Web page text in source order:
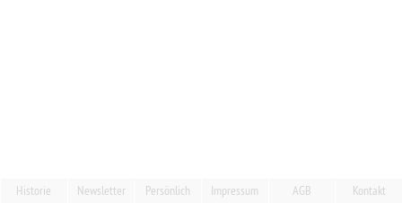
Historie Newsletter Persönlich Impressum AGB Kontakt